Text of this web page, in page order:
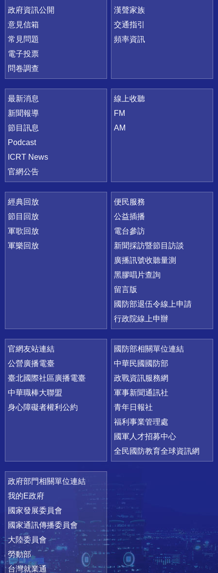
政府資訊公開
意見信箱
常見問題
電子投票
問卷調查
漢聲家族
交通指引
頻率資訊
最新消息
新聞報導
節目訊息
Podcast
ICRT News
官網公告
線上收聽
FM
AM
經典回放
節目回放
軍歌回放
軍樂回放
便民服務
公益插播
電台參訪
新聞採訪暨節目訪談
廣播訊號收聽量測
黑膠唱片查詢
留言版
國防部退伍令線上申請
行政院線上申辦
官網友站連結
公營廣播電臺
臺北國際社區廣播電臺
中華職棒大聯盟
身心障礙者權利公約
國防部相關單位連結
中華民國國防部
政戰資訊服務網
軍事新聞通訊社
青年日報社
福利事業管理處
國軍人才招募中心
全民國防教育全球資訊網
政府部門相關單位連結
我的E政府
國家發展委員會
國家通訊傳播委員會
大陸委員會
勞動部
台灣就業通